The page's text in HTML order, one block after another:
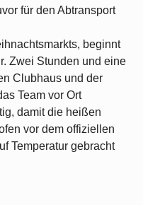
für den Abtransport
beginnt
Zwei Stunden und eine
Clubhaus und der
Team vor Ort
damit die heißen
vor dem offiziellen
Temperatur gebracht